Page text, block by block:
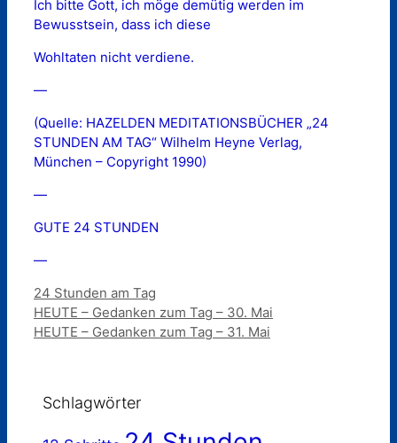
Ich bitte Gott, ich möge demütig werden im
Bewusstsein, dass ich diese
Wohltaten nicht verdiene.
—
(Quelle: HAZELDEN MEDITATIONSBÜCHER „24
STUNDEN AM TAG“ Wilhelm Heyne Verlag,
München – Copyright 1990)
—
GUTE 24 STUNDEN
—
Kategorien
24 Stunden am Tag
HEUTE – Gedanken zum Tag – 30. Mai
HEUTE – Gedanken zum Tag – 31. Mai
Schlagwörter